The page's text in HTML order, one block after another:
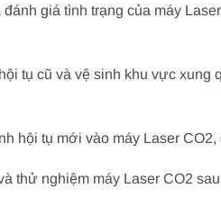
giá tình trạng của máy
tụ cũ và vệ sinh khu vực
hội tụ mới vào máy Laser
thử nghiệm máy Laser CO2